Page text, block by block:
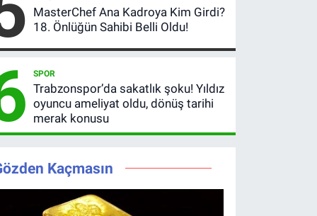
MasterChef Ana Kadroya Kim Girdi?
18. Önlüğün Sahibi Belli Oldu!
SPOR
Trabzonspor’da sakatlık şoku! Yıldız
oyuncu ameliyat oldu, dönüş tarihi
merak konusu
Kaçmasın